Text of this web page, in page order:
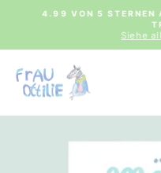
4.99 VON 5 STERNEN
Siehe